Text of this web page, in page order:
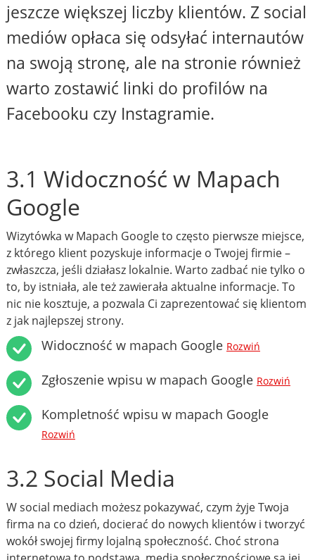
jeszcze większej liczby klientów. Z social
mediów opłaca się odsyłać internautów
na swoją stronę, ale na stronie również
warto zostawić linki do profilów na
Facebooku czy Instagramie.
3.1 Widoczność w Mapach
Google
Wizytówka w Mapach Google to często pierwsze miejsce,
z którego klient pozyskuje informacje o Twojej firmie –
zwłaszcza, jeśli działasz lokalnie. Warto zadbać nie tylko o
to, by istniała, ale też zawierała aktualne informacje. To
nic nie kosztuje, a pozwala Ci zaprezentować się klientom
z jak najlepszej strony.
Widoczność w mapach Google Rozwiń
Zgłoszenie wpisu w mapach Google Rozwiń
Kompletność wpisu w mapach Google
Rozwiń
3.2 Social Media
W social mediach możesz pokazywać, czym żyje Twoja
firma na co dzień, docierać do nowych klientów i tworzyć
wokół swojej firmy lojalną społeczność. Choć strona